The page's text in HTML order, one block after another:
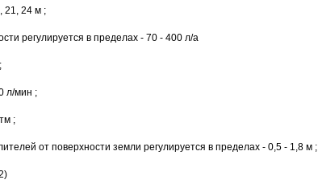
21, 24 м ;
регулируется в пределах - 70 - 400 л/а
л/мин ;
;
от поверхности земли регулируется в пределах - 0,5 - 1,8 м ;